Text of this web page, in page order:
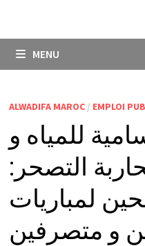
MENU
ALWADIFA MAROC/ EMPLOI
للمياه و
التصحر:
لمباريات
و متصرفين